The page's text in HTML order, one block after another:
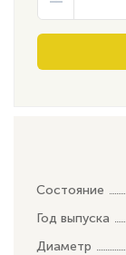
Состояние
Год выпуска
Диаметр